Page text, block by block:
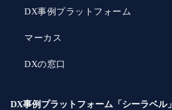
DX事例プラットフォーム
マーカス
DXの窓口
DX事例プラットフォーム「シーラベル」